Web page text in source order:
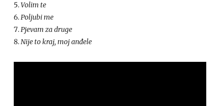
Volim te
Poljubi me
Pjevam za druge
Nije to kraj, moj anđele